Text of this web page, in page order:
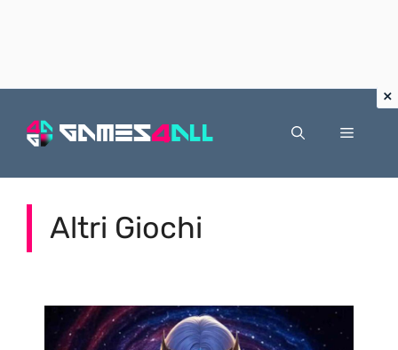
Menu
Altri Giochi